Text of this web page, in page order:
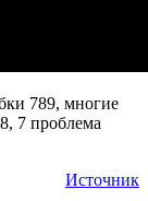
789, многие
7 проблема
Источник